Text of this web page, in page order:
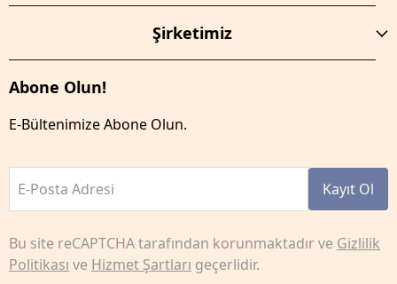
Şirketimiz
Abone Olun!
E-Bültenimize Abone Olun.
E-Posta Adresi Kayıt Ol
Bu site reCAPTCHA tarafından korunmaktadır ve Gizlilik
Politikası ve Hizmet Şartları geçerlidir.